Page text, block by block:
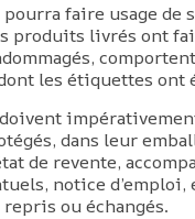
pourra faire usage de
produits livrés ont
les étiquettes ont
dans leur
de revente,
notice d’emploi,
ou échangés.